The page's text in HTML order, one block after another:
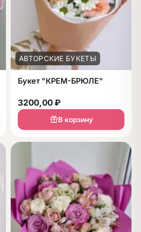
АВТОРСКИЕ БУКЕТЫ
Букет "КРЕМ-БРЮЛЕ"
3200,00₽
В корзину